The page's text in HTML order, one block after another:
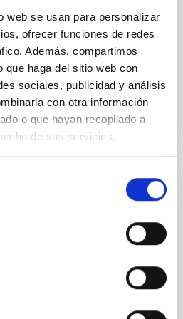
web se usan para personalizar
ofrecer funciones de redes
Además, compartimos
que haga del sitio web con
sociales, publicidad y análisis
con otra información
o que hayan recopilado a
de sus servicios.
245/2009 DE LA COMISIÓN de
el que se aplica la Directiva
Europeo y del Consejo en
RADIOELECTRICO 2024